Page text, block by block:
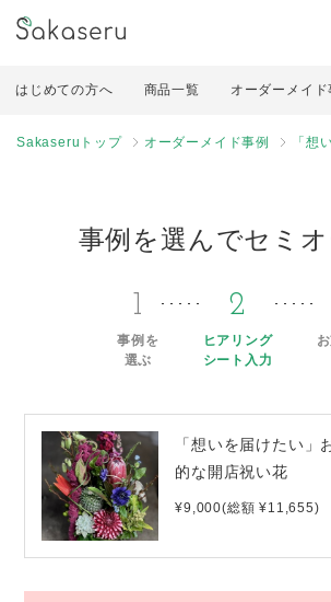
はじめての方へ 商品一覧 オーダーメイド
Sakaseruトップ オーダーメイド事例 「想
事例を選んでセミ
1
事例を
選ぶ
2
ヒアリング
シート入力
「想いを届けたい」
的な開店祝い花
¥9,000(総額 ¥11,655)